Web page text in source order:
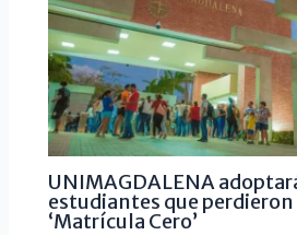
UNIMAGDALENA
estudiantes que
‘Matrícula Cero’